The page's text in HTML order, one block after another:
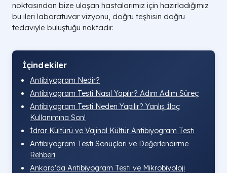
noktasından bize ulaşan hastalarımız için hazırladığımız
bu ileri laboratuvar vizyonu, doğru teşhisin doğru
tedaviyle buluştuğu noktadır.
İçindekiler
Antibiyogram Nedir?
Antibiyogram Testi Nasıl Yapılır? Adım Adım Süreç
Antibiyogram Testi Neden Yapılır? Yanlış İlaç
Kullanımına Son!
İdrar Kültürü ve Vajinal Kültür Antibiyogram Testi
Antibiyogram Testi Sonuçları ve Değerlendirme
Rehberi
Ankara'da Antibiyogram Testi ve Mikrobiyoloji